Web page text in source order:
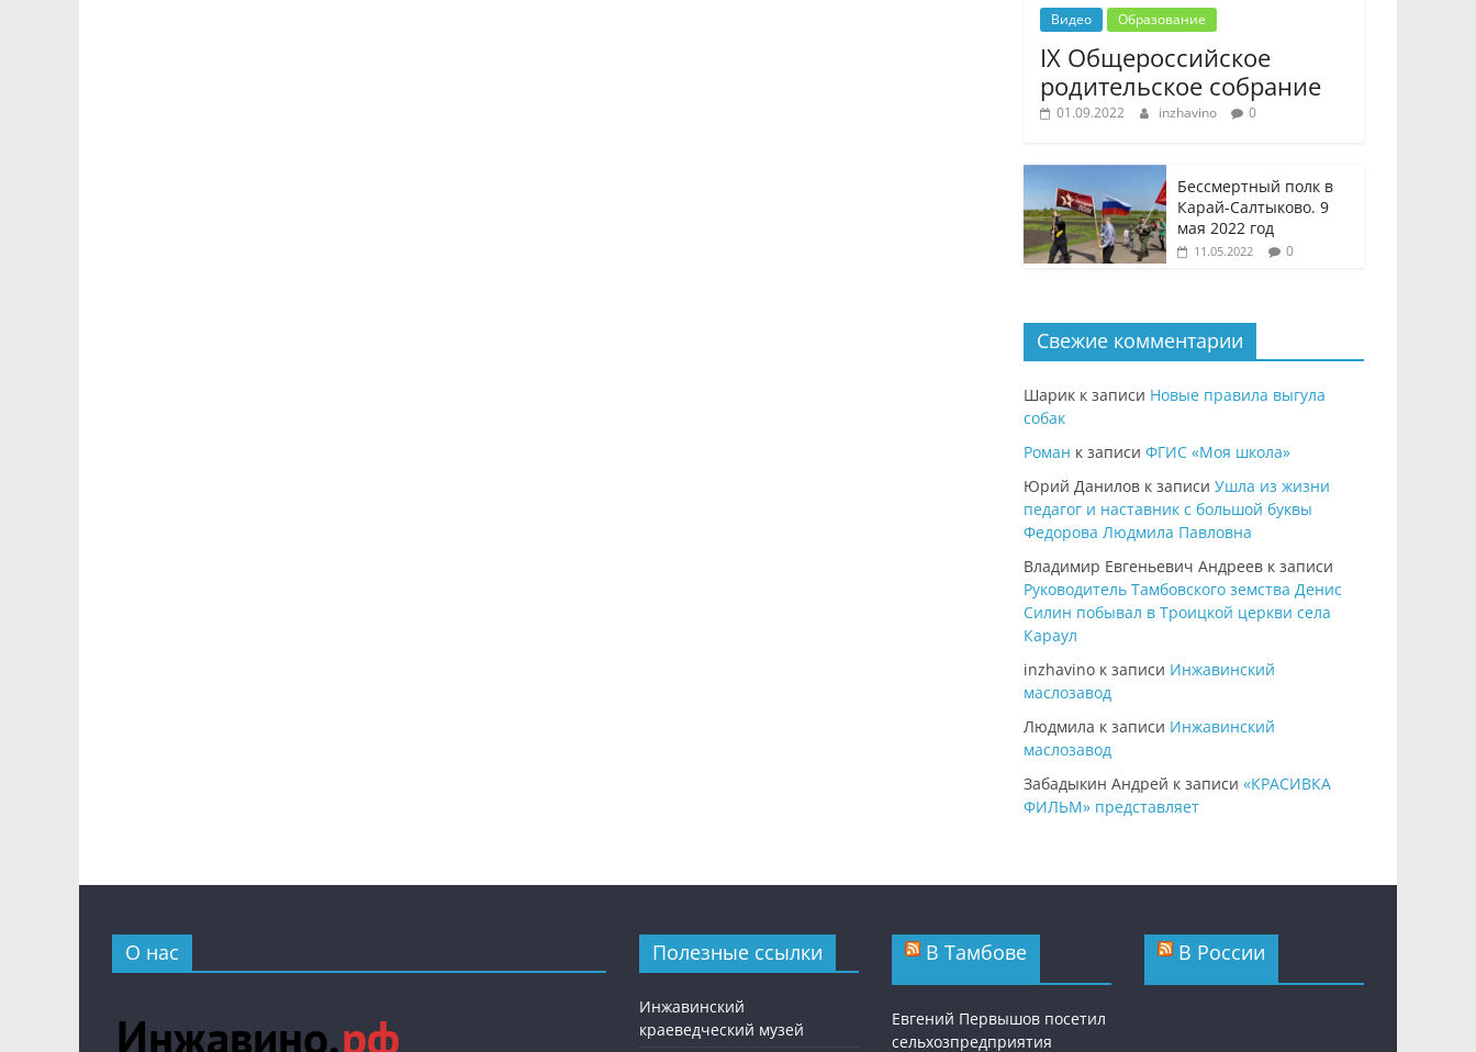
Видео Образование
IX Общероссийское
родительское собрание
01.09.2022 inzhavino 0
Бессмертный полк в
Карай-Салтыково. 9
мая 2022 год
11.05.2022 0
Свежие комментарии
Шарик к записи Новые правила выгула
собак
Роман к записи ФГИС «Моя школа»
Юрий Данилов к записи Ушла из жизни
педагог и наставник с большой буквы
Федорова Людмила Павловна
Владимир Евгеньевич Андреев к записи
Руководитель Тамбовского земства Денис
Силин побывал в Троицкой церкви села
Караул
inzhavino к записи Инжавинский
маслозавод
Людмила к записи Инжавинский
маслозавод
Забадыкин Андрей к записи «КРАСИВКА
ФИЛЬМ» представляет
О нас Полезные ссылки
Инжавинский
краеведческий музей
В Тамбове
Евгений Первышов посетил
сельхозпредприятия
В России